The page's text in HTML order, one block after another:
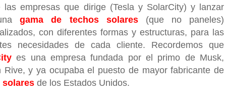
las empresas que dirige (Tesla y SolarCity) y lanzar
gama de techos solares(que no paneles)
con diferentes formas y estructuras, para las
necesidades de cada cliente. Recordemos que
es una empresa fundada por el primo de Musk,
Rive, y ya ocupaba el puesto de mayor fabricante de
solares de los Estados Unidos.